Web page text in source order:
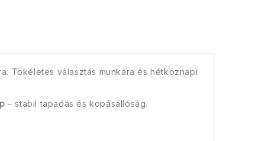
Tökéletes választás munkára és hétköznapi
– stabil tapadás és kopásállóság.